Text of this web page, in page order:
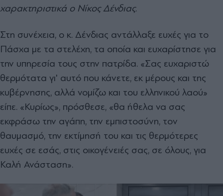
χαρακτηριστικά ο Νίκος Δένδιας.
Στη συνέχεια, ο κ. Δένδιας αντάλλαξε ευχές για το
Πάσχα με τα στελέχη, τα οποία και ευχαρίστησε για
την υπηρεσία τους στην πατρίδα. «Σας ευχαριστώ
θερμότατα γι' αυτό που κάνετε, εκ μέρους και της
κυβέρνησης, αλλά νομίζω και του ελληνικού λαού»
είπε. «Κυρίως», πρόσθεσε, «θα ήθελα να σας
εκφράσω την αγάπη, την εμπιστοσύνη, τον
θαυμασμό, την εκτίμησή του και τις θερμότερες
ευχές σε εσάς, στις οικογένειές σας, σε όλους, για
Καλή Ανάσταση».